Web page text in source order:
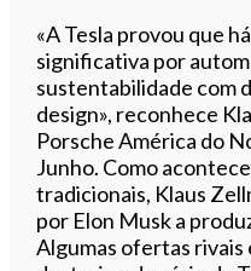
«A Tesla provou que
significativa por
sustentabilidade com
design», reconhece
Porsche América do
Junho. Como
tradicionais, Klaus
por Elon Musk a
Algumas ofertas rivais